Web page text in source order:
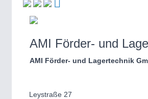
AMI Förder- und
AMI Förder- und Lagertechnik
Leystraße 27